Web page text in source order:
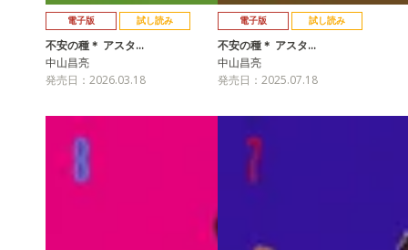
電子版 試し読み
不安の種＊ アスタ…
中山昌亮
発売日：2026.03.18
電子版 試し読み
不安の種＊ アスタ…
中山昌亮
発売日：2025.07.18